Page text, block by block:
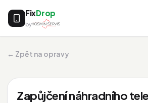
FixDrop
by
← Zpět na opravy
Zapůjčení náhradního